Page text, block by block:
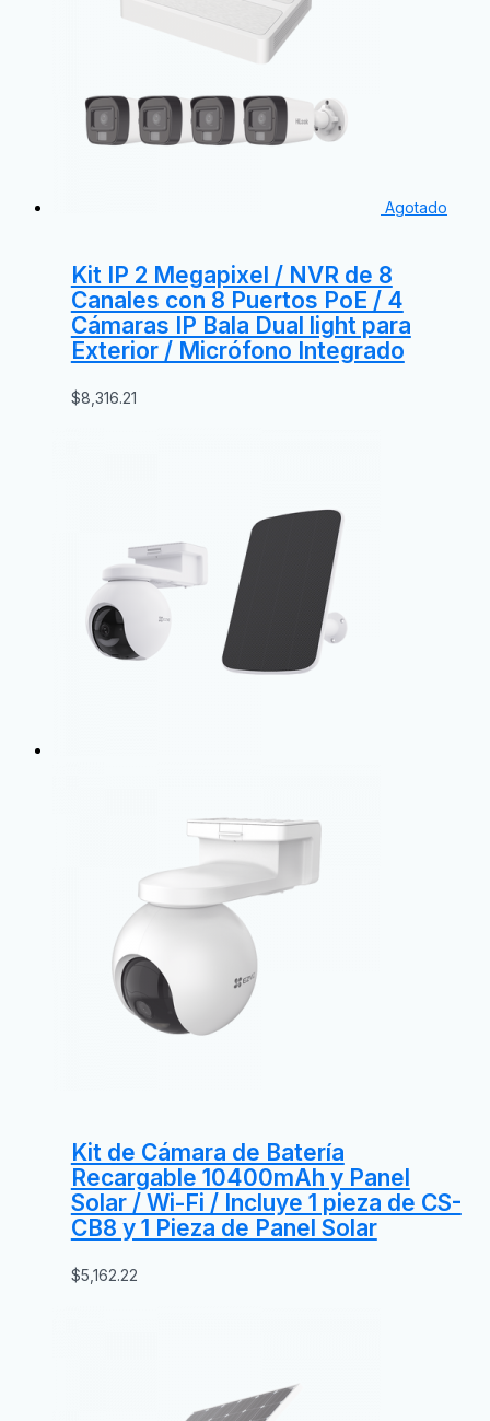
Agotado
Kit IP 2 Megapixel / NVR de 8
Canales con 8 Puertos PoE / 4
Cámaras IP Bala Dual light para
Exterior / Micrófono Integrado
$8,316.21
Kit de Cámara de Batería
Recargable 10400mAh y Panel
Solar / Wi-Fi / Incluye 1 pieza de CS-
CB8 y 1 Pieza de Panel Solar
$5,162.22